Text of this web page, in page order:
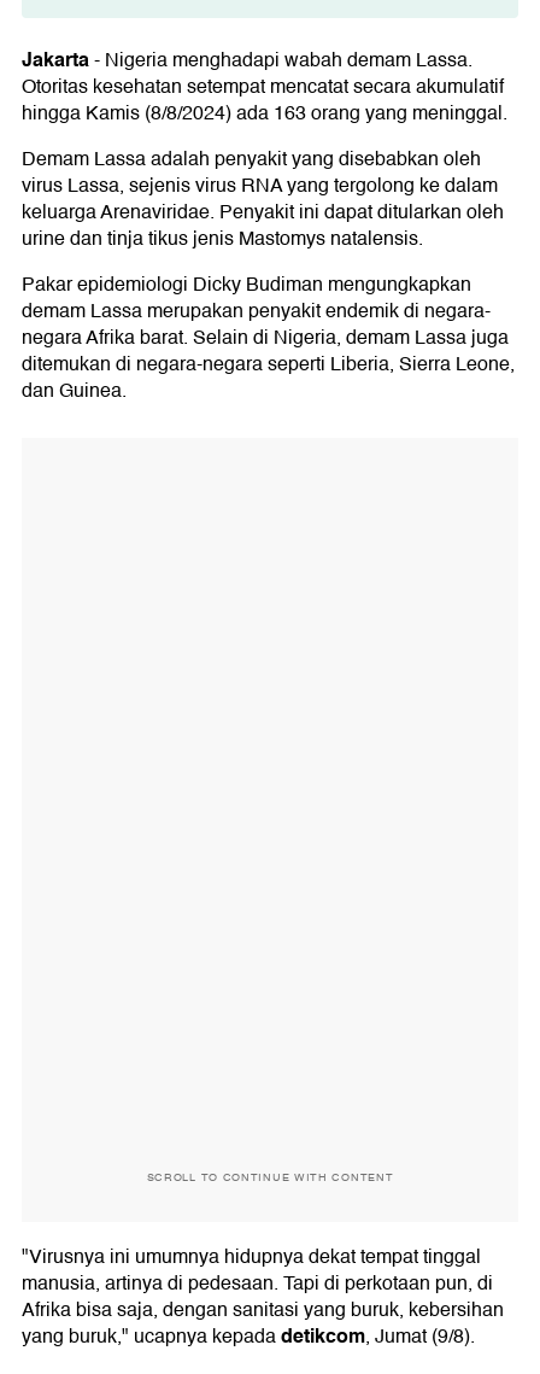
RI Perlu Perketat Pintu Masuk?
Jakarta-Nigeria menghadapi wabah demam Lassa.
Otoritas kesehatan setempat mencatat secara akumulatif
hingga Kamis (8/8/2024) ada 163 orang yang meninggal.
Demam Lassa adalah penyakit yang disebabkan oleh
virus Lassa, sejenis virus RNA yang tergolong ke dalam
keluarga Arenaviridae. Penyakit ini dapat ditularkan oleh
urine dan tinja tikus jenis Mastomys natalensis.
Pakar epidemiologi Dicky Budiman mengungkapkan
demam Lassa merupakan penyakit endemik di negara-
negara Afrika barat. Selain di Nigeria, demam Lassa juga
ditemukan di negara-negara seperti Liberia, Sierra Leone,
dan Guinea.
SCROLL TO CONTINUE WITH CONTENT
"Virusnya ini umumnya hidupnya dekat tempat tinggal
manusia, artinya di pedesaan. Tapi di perkotaan pun, di
Afrika bisa saja, dengan sanitasi yang buruk, kebersihan
yang buruk," ucapnya kepadadetikcom, Jumat (9/8).